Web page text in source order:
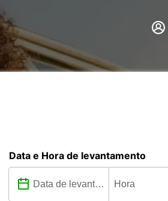
Data e Hora de levantamento